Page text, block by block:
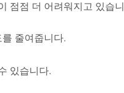
점점 더 어려워지고 있습니
줄여줍니다.
있습니다.